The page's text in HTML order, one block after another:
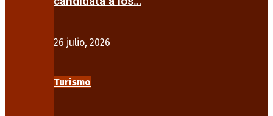
26 julio, 2026
Turismo